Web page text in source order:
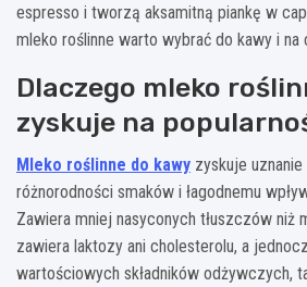
espresso i tworzą aksamitną piankę w
mleko roślinne warto wybrać do kawy i
Dlaczego mleko
zyskuje na
Mleko roślinne do kawy zyskuje
różnorodności smaków i łagodnemu
Zawiera mniej nasyconych tłuszczów niż
zawiera laktozy ani cholesterolu, a
wartościowych składników odżywczych,